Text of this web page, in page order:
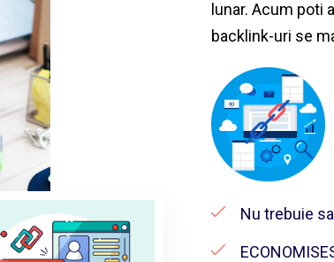
lunar. Acum poti
backlink-uri se
Nu trebuie